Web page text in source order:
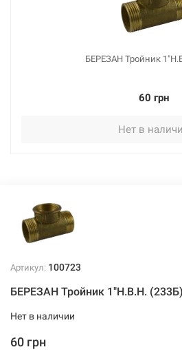
БЕРЕЗАН Тройник
60 грн
Нет в
Артикул: 100723
БЕРЕЗАН Тройник 1"Н.В.Н. (233Б)
Нет в наличии
60 грн